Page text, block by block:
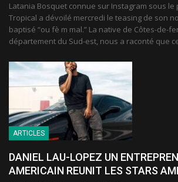
Latania Bosquet connue sur Instagram sous le
Tropical a dévoilé mercredi le teasing de son
baptisé “ou fè m mal.” La native de Côtes-de-
département du Sud-est, nous a raconté que
ARTICLES
DANIEL LAU-LOPEZ UN
AMERICAIN REUNIT LES STARS